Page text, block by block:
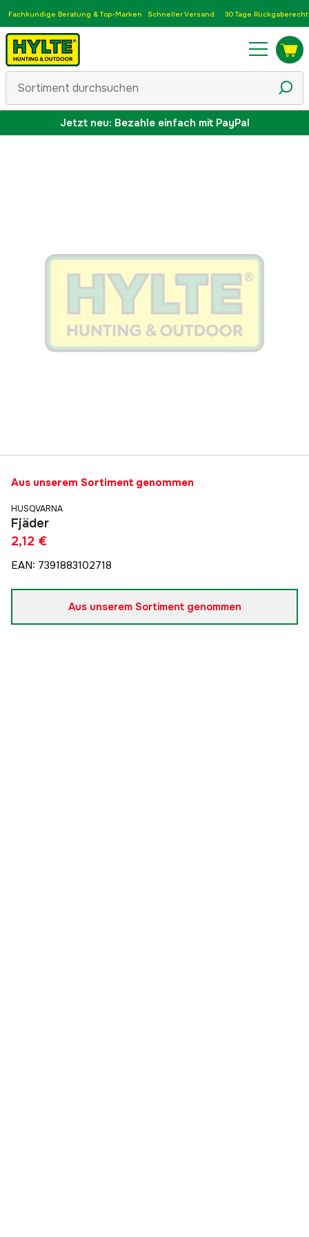
Fachkundige Beratung & Top-Marken Schneller Versand 30 Tage Rückgaberecht
Jetzt neu: Bezahle einfach mit PayPal
Aus unserem Sortiment genommen
HUSQVARNA
Fjäder
2,12 €
EAN: 7391883102718
Aus unserem Sortiment genommen